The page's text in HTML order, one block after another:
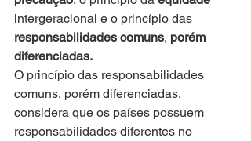
intergeracional e o princípio das
responsabilidades comuns, porém
diferenciadas.
O princípio das responsabilidades
comuns, porém diferenciadas,
considera que os países possuem
responsabilidades diferentes no